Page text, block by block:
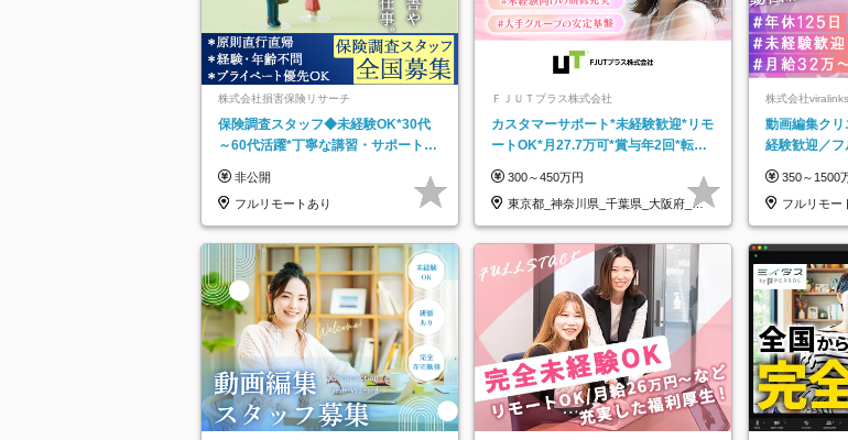
株式会社損害保険リサーチ
保険調査スタッフ◆未経験OK*30代
～60代活躍*丁寧な講習・サポートあ
託
非公開
フルリモートあり
ＦＪＵＴプラス株式会社
カスタマーサポート*未経験歓迎*リモ
ートOK*月27.7万可*賞与年2回*転勤
300～450万円
東京都_神奈川県_千葉県_大阪府_愛
知県…
株式会社viralinks
動画編集ク
経験歓迎／フ
350～1500
フルリモー